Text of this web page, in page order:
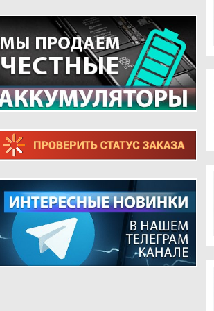
ШЛЕЙФЫ ДЛЯ РЕТРО ТЕЛЕФОНОВ